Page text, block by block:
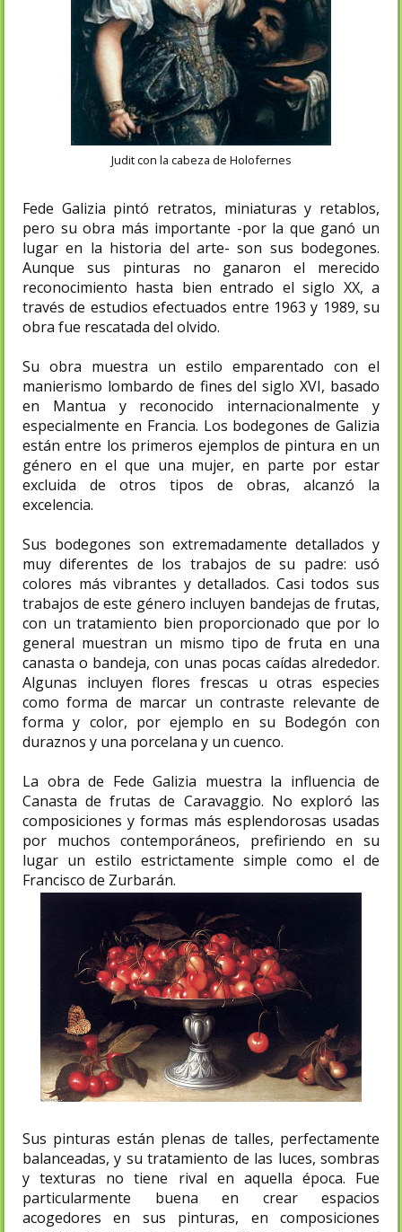
Judit con la cabeza de Holofernes
Fede Galizia pintó retratos, miniaturas y retablos,
pero su obra más importante -por la que ganó un
lugar en la historia del arte- son sus bodegones.
Aunque sus pinturas no ganaron el merecido
reconocimiento hasta bien entrado el siglo XX, a
través de estudios efectuados entre 1963 y 1989, su
obra fue rescatada del olvido.
Su obra muestra un estilo emparentado con el
manierismo lombardo de fines del siglo XVI, basado
en Mantua y reconocido internacionalmente y
especialmente en Francia. Los bodegones de Galizia
están entre los primeros ejemplos de pintura en un
género en el que una mujer, en parte por estar
excluida de otros tipos de obras, alcanzó la
excelencia.
Sus bodegones son extremadamente detallados y
muy diferentes de los trabajos de su padre: usó
colores más vibrantes y detallados. Casi todos sus
trabajos de este género incluyen bandejas de frutas,
con un tratamiento bien proporcionado que por lo
general muestran un mismo tipo de fruta en una
canasta o bandeja, con unas pocas caídas alrededor.
Algunas incluyen flores frescas u otras especies
como forma de marcar un contraste relevante de
forma y color, por ejemplo en su Bodegón con
duraznos y una porcelana y un cuenco.
La obra de Fede Galizia muestra la influencia de
Canasta de frutas de Caravaggio. No exploró las
composiciones y formas más esplendorosas usadas
por muchos contemporáneos, prefiriendo en su
lugar un estilo estrictamente simple como el de
Francisco de Zurbarán.
Sus pinturas están plenas de talles, perfectamente
balanceadas, y su tratamiento de las luces, sombras
y texturas no tiene rival en aquella época. Fue
particularmente buena en crear espacios
acogedores en sus pinturas, en composiciones